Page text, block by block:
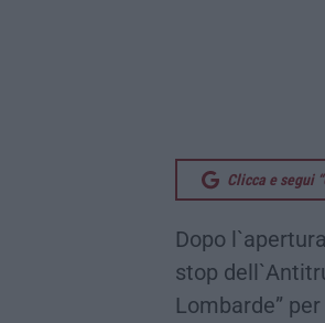
Clicca e segui
Dopo
stop
Lombarde”